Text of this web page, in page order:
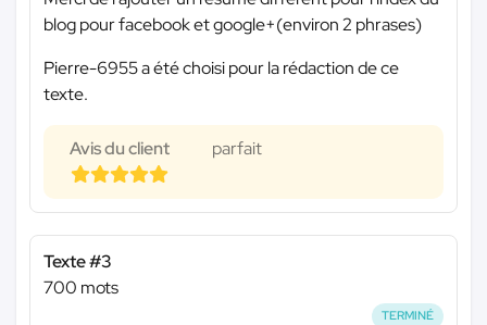
blog pour facebook et google+(environ 2 phrases)
Pierre-6955 a été choisi pour la rédaction de ce
texte.
Avis du client parfait
Texte #3
700 mots
TERMINÉ